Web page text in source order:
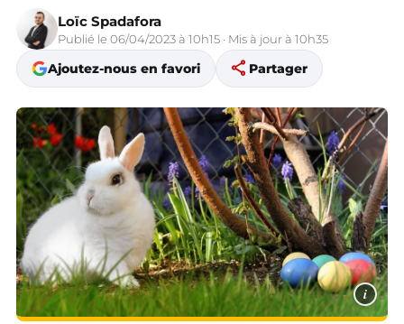
Loïc Spadafora
Publié le 06/04/2023 à 10h15 · Mis à jour à 10h35
Ajoutez-nous en favori share Partager
i